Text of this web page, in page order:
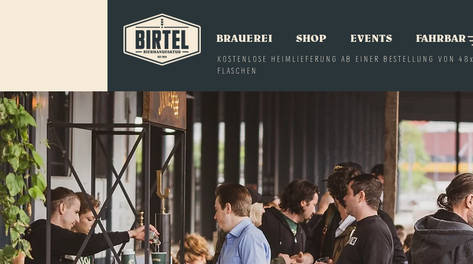
BRAUEREI SHOP EVENTS FAHRBAR
KOSTENLOSE HEIMLIEFERUNG AB EINER BESTELLUNG VON 48x
FLASCHEN